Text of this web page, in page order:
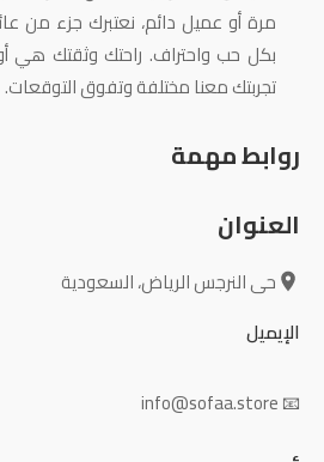
مرة أو عميل دائم، نعتبرك جزء من
بكل حب واحتراف. راحتك وثقتك هي
تجربتك معنا مختلفة وتفوق التوقعات.
روابط مهمة
العنوان
حى النرجس الرياض، السعودية
الإيميل
📧 info@sofaa.store